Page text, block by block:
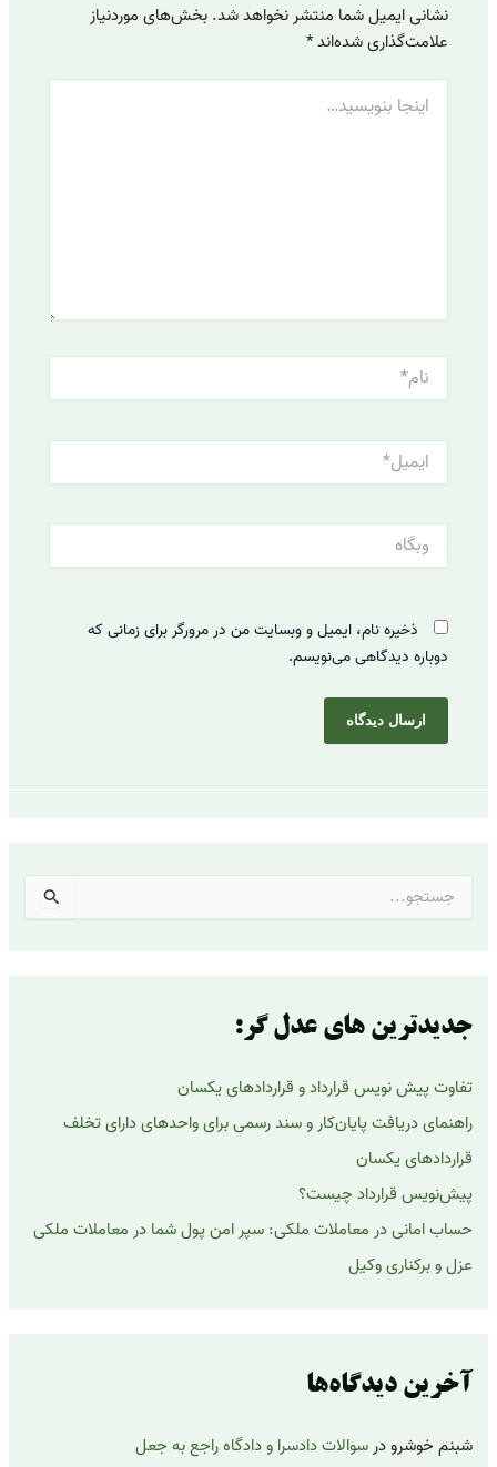
نشانی ایمیل شما منتشر نخواهد شد. بخش‌های موردنیاز
علامت‌گذاری شده‌اند*
اینجا
بنویسید…
نام*
ایمیل*
وبگاه
ذخیره نام، ایمیل و وبسایت من در مرورگر برای زمانی که
دوباره دیدگاهی می‌نویسم.
س
ر
:
جدیدترین های عدل گر:
تفاوت پیش نویس قرارداد و قراردادهای یکسان
راهنمای دریافت پایان‌کار و سند رسمی برای واحدهای دارای تخلف
قراردادهای یکسان
پیش‌نویس قرارداد چیست؟
حساب امانی در معاملات ملکی: سپر امن پول شما در معاملات ملکی
عزل و برکناری وکیل
آخرین دیدگاه‌ها
شبنم خوشرودرسوالات دادسرا و دادگاه راجع به جعل